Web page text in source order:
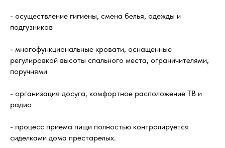
- осуществление гигиены, смена белья, одежды и
подгузников
- многофункциональные кровати, оснащенные
регулировкой высоты спального места, ограничителями,
поручнями
- организация досуга, комфортное расположение ТВ и
радио
- процесс приема пищи полностью контролируется
сиделками дома престарелых.